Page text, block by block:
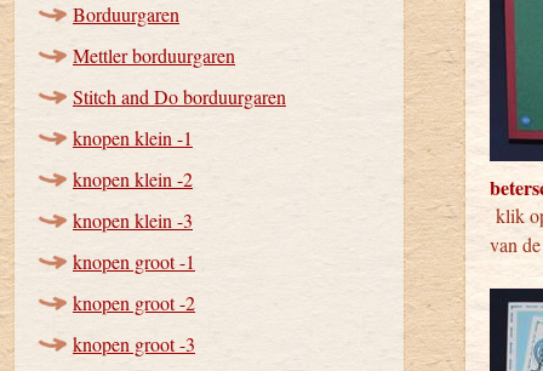
Borduurgaren
Mettler borduurgaren
Stitch and Do borduurgaren
knopen klein -1
knopen klein -2
knopen klein -3
knopen groot -1
knopen groot -2
knopen groot -3
klik
van